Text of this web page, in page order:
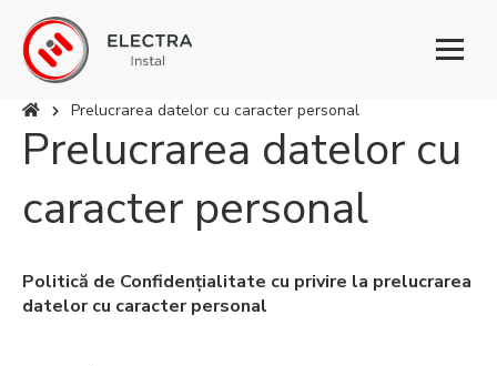
Eşti aici
Prelucrarea datelor cu caracter personal
Prelucrarea datelor cu
caracter personal
Politică de Confidențialitate cu privire la prelucrarea
datelor cu caracter personal